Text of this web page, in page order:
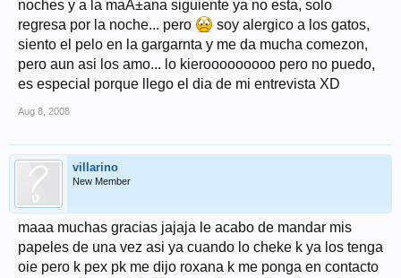
noches y a la maÃ±ana siguiente ya no esta, solo
regresa por la noche... pero
soy alergico a los gatos,
siento el pelo en la gargarnta y me da mucha comezon,
pero aun asi los amo... lo kierooooooooo pero no puedo,
es especial porque llego el dia de mi entrevista XD
Aug 8, 2008
villarino
New Member
maaa muchas gracias jajaja le acabo de mandar mis
papeles de una vez asi ya cuando lo cheke k ya los tenga
oie pero k pex pk me dijo roxana k me ponga en contacto